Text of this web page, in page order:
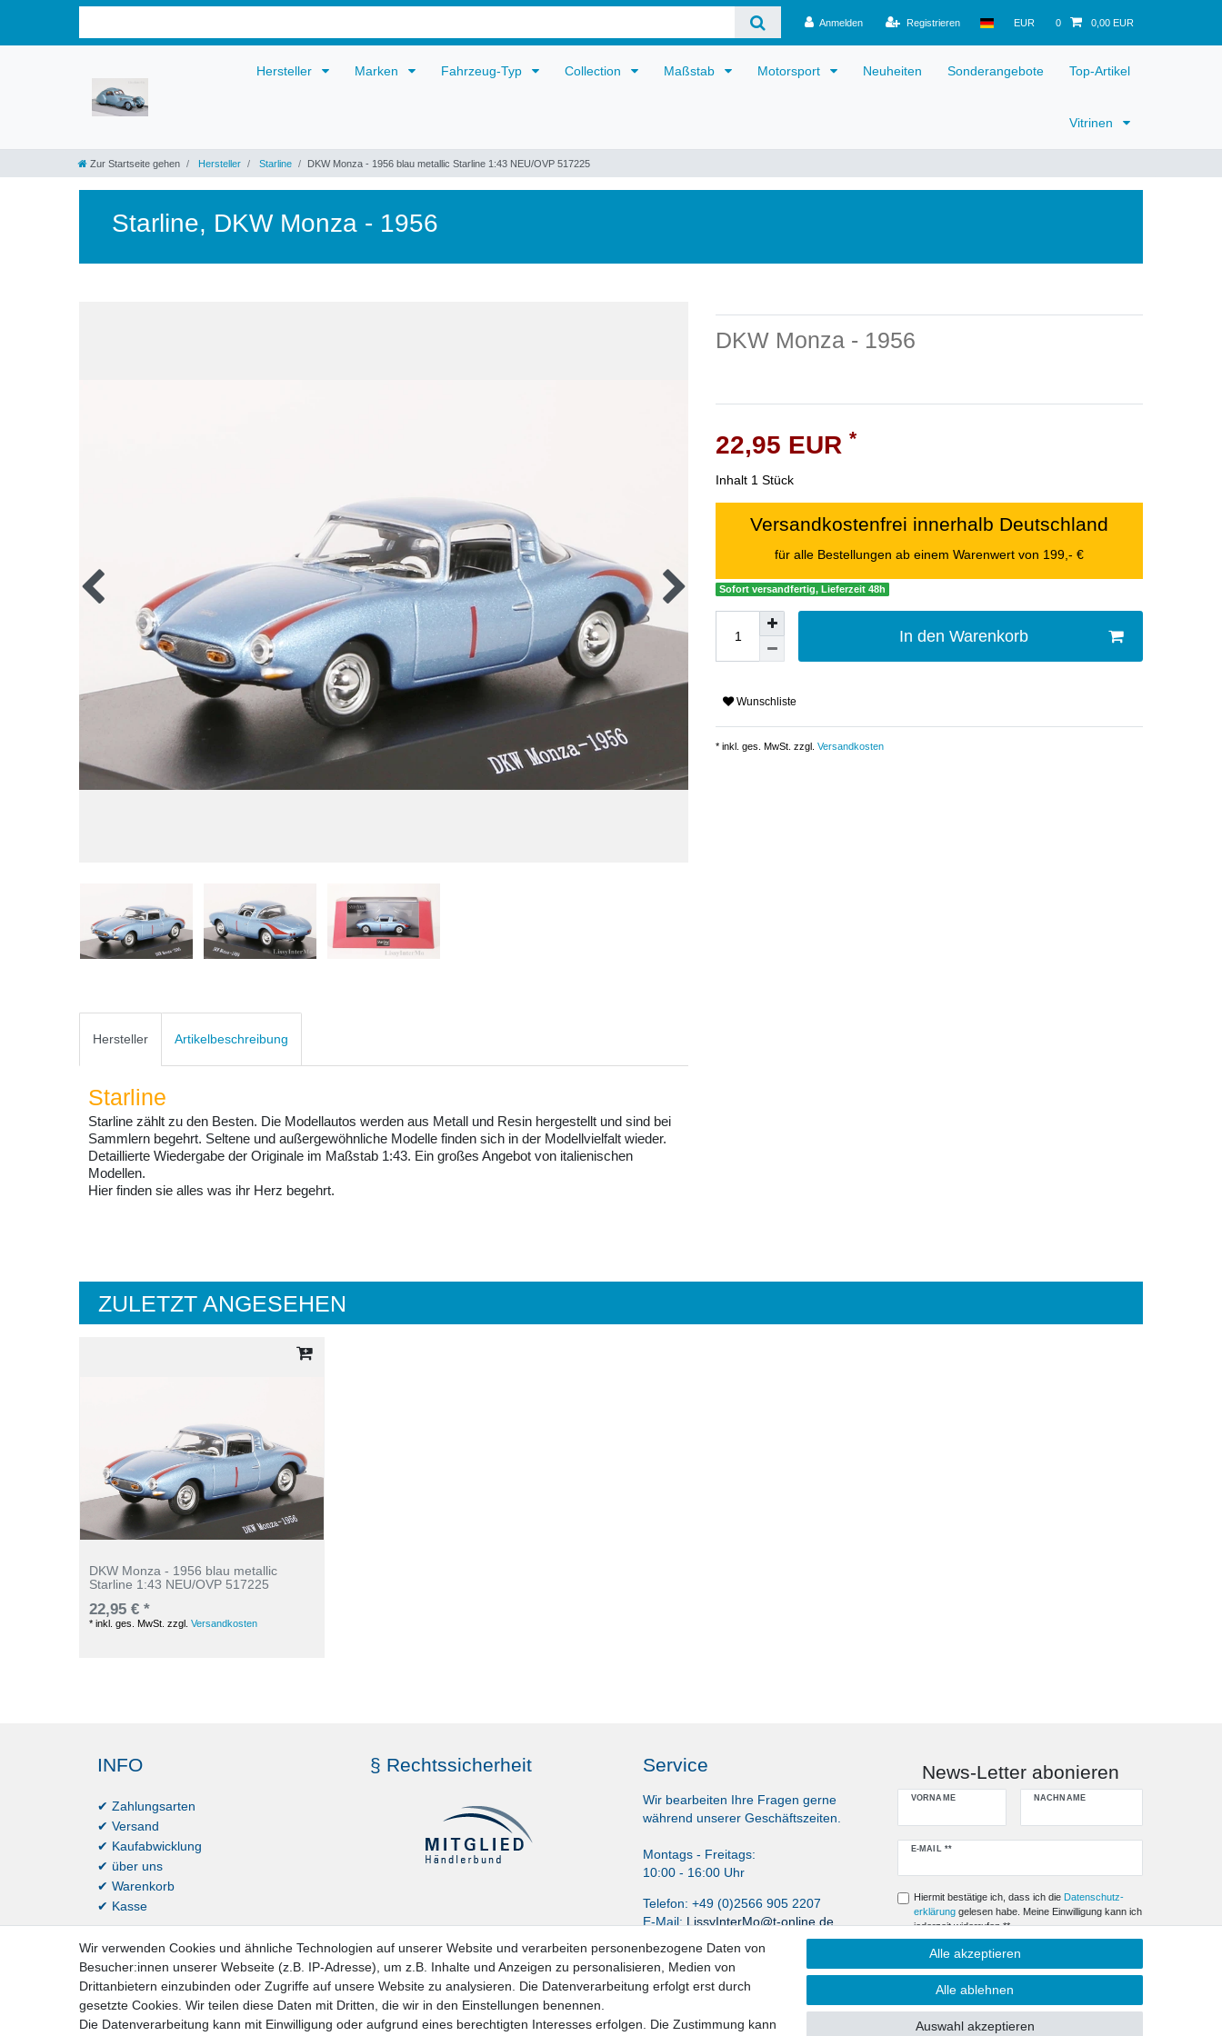
Anmelden Registrieren EUR 0 0,00 EUR
Hersteller Marken Fahrzeug-Typ Collection Maßstab Motorsport Neuheiten Sonderangebote Top-Artikel
Vitrinen
Zur Startseite gehen Hersteller Starline DKW Monza - 1956 blau metallic Starline 1:43 NEU/OVP 517225
Starline, DKW Monza - 1956
Hersteller Artikelbeschreibung
Starline
Starline zählt zu den Besten. Die Modellautos werden aus Metall und Resin hergestellt und sind bei
Sammlern begehrt. Seltene und außergewöhnliche Modelle finden sich in der Modellvielfalt wieder.
Detaillierte Wiedergabe der Originale im Maßstab 1:43. Ein großes Angebot von italienischen
Modellen.
Hier finden sie alles was ihr Herz begehrt.
DKW Monza - 1956
22,95 EUR *
Inhalt 1 Stück
Versandkostenfrei innerhalb Deutschland
für alle Bestellungen ab einem Warenwert von 199,- €
Sofort versandfertig, Lieferzeit 48h
In den Warenkorb
Wunschliste
* inkl. ges. MwSt. zzgl. Versandkosten
ZULETZT ANGESEHEN
DKW Monza - 1956 blau metallic
Starline 1:43 NEU/OVP 517225
22,95 € *
*inkl. ges. MwSt. zzgl.Versandkosten
INFO
✔ Zahlungsarten
✔ Versand
✔ Kaufabwicklung
✔ über uns
✔ Warenkorb
✔ Kasse
§ Rechtssicherheit Service
Wir bearbeiten Ihre Fragen gerne
während unserer Geschäftszeiten.
Montags - Freitags:
10:00 - 16:00 Uhr
Telefon: +49 (0)2566 905 2207
E-Mail: LissyInterMo@t-online.de
News-Letter abonieren
VORNAME NACHNAME
E-MAIL **
Newsletter
Hiermit bestätige ich, dass ich die Daten­schutz­
erklärunggelesen habe. Meine Einwilligung kann ich
jederzeit widerrufen.**
Abonnieren
Wir verwenden Cookies und ähnliche Technologien auf unserer Website und verarbeiten personenbezogene Daten von
Besucher:innen unserer Webseite (z.B. IP-Adresse), um z.B. Inhalte und Anzeigen zu personalisieren, Medien von
Drittanbietern einzubinden oder Zugriffe auf unsere Website zu analysieren. Die Datenverarbeitung erfolgt erst durch
gesetzte Cookies. Wir teilen diese Daten mit Dritten, die wir in den Einstellungen benennen.
Die Datenverarbeitung kann mit Einwilligung oder aufgrund eines berechtigten Interesses erfolgen. Die Zustimmung kann
Alle akzeptieren
Alle ablehnen
Auswahl akzeptieren